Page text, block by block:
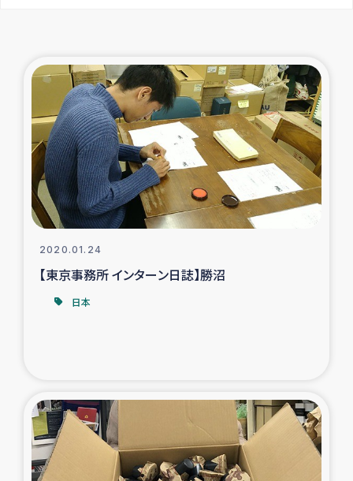
東ティモール豪雨緊急支援
大雨による洪水被災者支援
カカオ生産者支援事業
シリア国内避難民・帰還民の生活再建支援
トルコにおけるシリア難民支援事業
インドネシア中部 スラウェシの地震・津波被災者支援
スリランカ 緊急人道支援
スリランカ南部洪水被災者支援
2020.01.24
【東京事務所 インターン日誌】勝沼
日本